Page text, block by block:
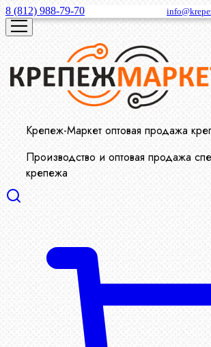
8 (812) 988-79-70
Крепеж-Маркет оптовая продажа
Производство и оптовая продажа
крепежа